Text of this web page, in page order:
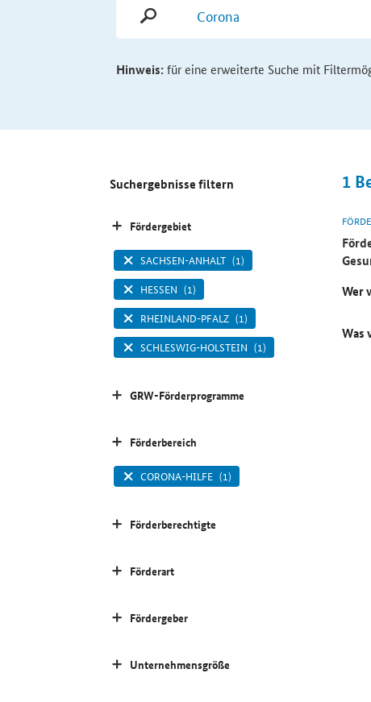
Hinweis:für eine erweiterte Suche mit
1
Wer
Was
Suchergebnisse filtern
Fördergebiet
SACHSEN-ANHALT (1)
HESSEN (1)
RHEINLAND-PFALZ (1)
SCHLESWIG-HOLSTEIN (1)
GRW-Förderprogramme
Förderbereich
CORONA-HILFE (1)
Förderberechtigte
Förderart
Fördergeber
Unternehmensgröße